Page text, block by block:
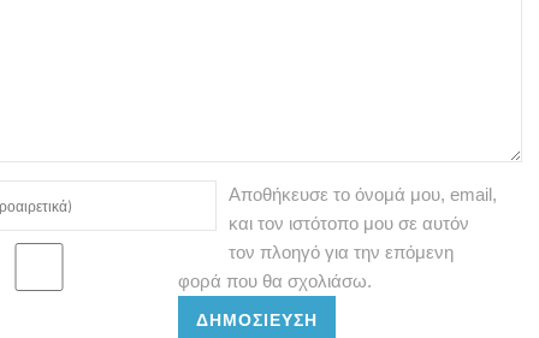
Αποθήκευσε το όνομά μου, email,
και τον ιστότοπο μου σε αυτόν
τον πλοηγό για την επόμενη
φορά που θα σχολιάσω.
ΔΗΜΟΣΊΕΥΣΗ